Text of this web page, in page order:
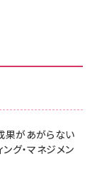
No.2500増刊
タメの矜持／
KLMEA128G
17 用 保護フィ
インチ) 対応
KLMEA128G
ロゴ - クラ
C & USB-C
果があがらない
グ・マネジメン